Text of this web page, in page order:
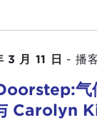
3 月 11 日 - 播
气
Carolyn